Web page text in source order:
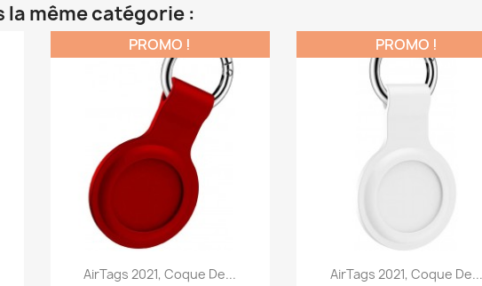
même catégorie :
Aperçu rapide
AirTags 2021, Coque De...
PROMO !
Aperçu rapide
AirTags 2021, Coque De...
PROMO !